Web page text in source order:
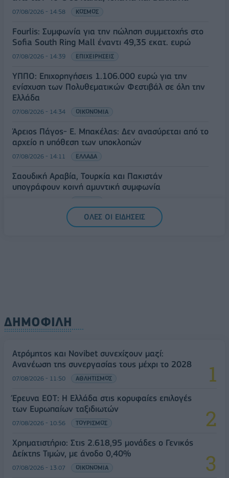
07/08/2026 - 14:58 ΚΟΣΜΟΣ
Fourlis: Συμφωνία για την πώληση συμμετοχής στο
Sofia South Ring Mall έναντι 49,35 εκατ. ευρώ
07/08/2026 - 14:39 ΕΠΙΧΕΙΡΗΣΕΙΣ
ΥΠΠΟ: Επιχορηγήσεις 1.106.000 ευρώ για την
ενίσχυση των Πολυθεματικών Φεστιβάλ σε όλη την
Ελλάδα
07/08/2026 - 14:34 ΟΙΚΟΝΟΜΙΑ
Άρειος Πάγος- Ε. Μπακέλας: Δεν ανασύρεται από το
αρχείο η υπόθεση των υποκλοπών
07/08/2026 - 14:11 ΕΛΛΑΔΑ
Σαουδική Αραβία, Τουρκία και Πακιστάν
υπογράφουν κοινή αμυντική συμφωνία
ΟΛΕΣ ΟΙ ΕΙΔΗΣΕΙΣ
ΔΗΜΟΦΙΛΗ
Ατρόμητος και Novibet συνεχίζουν μαζί:
Ανανέωση της συνεργασίας τους μέχρι το 2028
07/08/2026 - 11:50 ΑΘΛΗΤΙΣΜΟΣ
Έρευνα ΕΟΤ: Η Ελλάδα στις κορυφαίες επιλογές
των Ευρωπαίων ταξιδιωτών
07/08/2026 - 10:56 ΤΟΥΡΙΣΜΟΣ
Χρηματιστήριο: Στις 2.618,95 μονάδες ο Γενικός
Δείκτης Τιμών, με άνοδο 0,40%
07/08/2026 - 13:07 ΟΙΚΟΝΟΜΙΑ